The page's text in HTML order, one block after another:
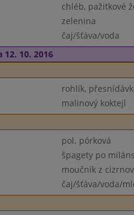
chléb, pažitkové
zelenina
čaj/šťáva/voda
12. 10. 2016
rohlík,
malinový koktejl
pol. pórková
špagety po
moučník z
čaj/šťáva/voda/